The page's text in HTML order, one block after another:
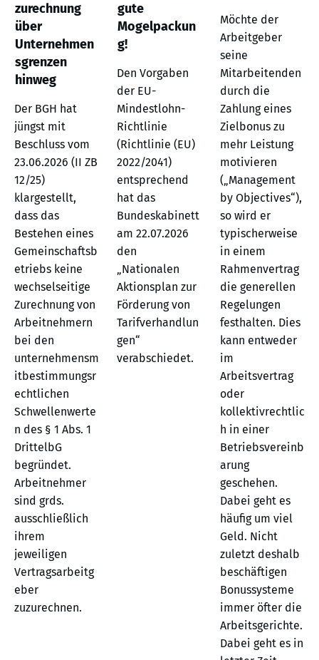
zurechnung
über
Unternehmen
sgrenzen
hinweg
Der BGH hat
jüngst mit
Beschluss vom
23.06.2026 (II ZB
12/25)
klargestellt,
dass das
Bestehen eines
Gemeinschaftsb
etriebs keine
wechselseitige
Zurechnung von
Arbeitnehmern
bei den
unternehmensm
itbestimmungsr
echtlichen
Schwellenwerte
n des § 1 Abs. 1
DrittelbG
begründet.
Arbeitnehmer
sind grds.
ausschließlich
ihrem
jeweiligen
Vertragsarbeitg
eber
zuzurechnen.
gute
Mogelpackun
g!
Den Vorgaben
der EU-
Mindestlohn-
Richtlinie
(Richtlinie (EU)
2022/2041)
entsprechend
hat das
Bundeskabinett
am 22.07.2026
den
„Nationalen
Aktionsplan zur
Förderung von
Tarifverhandlun
gen“
verabschiedet.
Möchte der
Arbeitgeber
seine
Mitarbeitenden
durch die
Zahlung eines
Zielbonus zu
mehr Leistung
motivieren
(„Management
by Objectives“),
so wird er
typischerweise
in einem
Rahmenvertrag
die generellen
Regelungen
festhalten. Dies
kann entweder
im
Arbeitsvertrag
oder
kollektivrechtlic
h in einer
Betriebsvereinb
arung
geschehen.
Dabei geht es
häufig um viel
Geld. Nicht
zuletzt deshalb
beschäftigen
Bonussysteme
immer öfter die
Arbeitsgerichte.
Dabei geht es in